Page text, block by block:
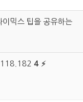
믹스 팁을 공유하는
4